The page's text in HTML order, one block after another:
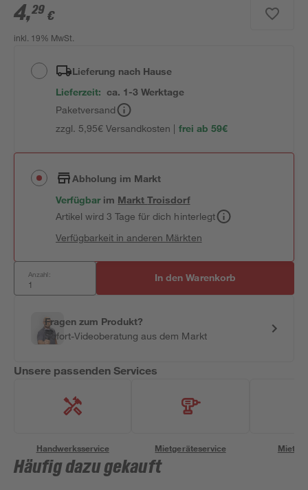
4,29 €
inkl. 19% MwSt.
Lieferung nach Hause
Lieferzeit: ca. 1-3 Werktage
Paketversand
zzgl. 5,95€ Versandkosten | frei ab 59€
Abholung im Markt
Verfügbar im MarktTroisdorf
Artikel wird 3 Tage für dich hinterlegt
Verfügbarkeit in anderen Märkten
Anzahl: In den Warenkorb
Fragen zum Produkt?
Sofort-Videoberatung aus dem Markt
Unsere passenden Services
Handwerksservice Mietgeräteservice
Häufig dazu gekauft